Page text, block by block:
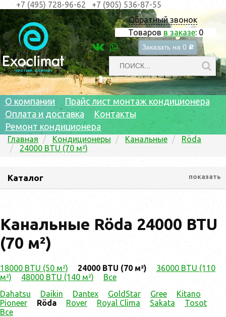
Обратный звонок
Товаров в заказе: 0
Заказать на 0 c
+7 (495) 728-96-62 +7 (905) 536-87-55
О компании
Прайс лист монтаж кондиционера
Оплата и доставка
Контакты
Ремонт кондиционера
Главная Кондиционеры Канальные
Röda
24000 BTU (70 м²)
Каталог показать
Канальные Röda 24000 BTU
(70 м²)
18000 BTU (50 м²) 24000 BTU (70 м²)
36000 BTU (110
м²)
48000 BTU (140 м²)
Все
Dahatsu
Daikin Dantex GoldStar Gree
Kitano
Pioneer
Röda Rover Royal Clima Sakata
Tosot
Все